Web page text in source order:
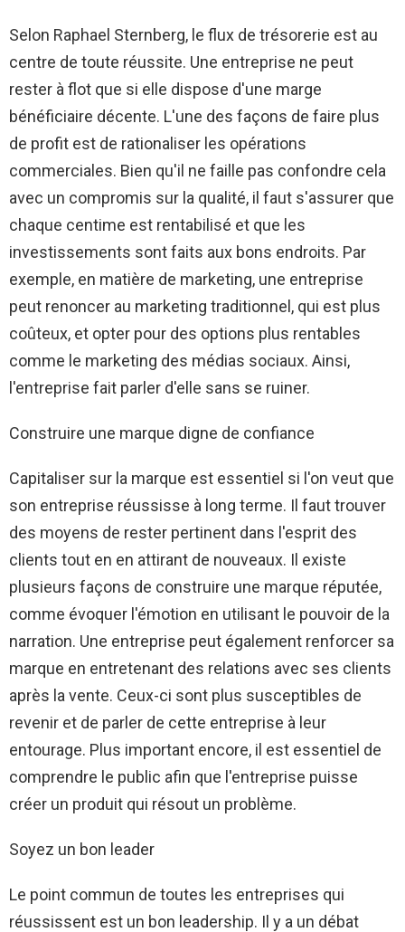
Selon Raphael Sternberg, le flux de trésorerie est au
centre de toute réussite. Une entreprise ne peut
rester à flot que si elle dispose d'une marge
bénéficiaire décente. L'une des façons de faire plus
de profit est de rationaliser les opérations
commerciales. Bien qu'il ne faille pas confondre cela
avec un compromis sur la qualité, il faut s'assurer que
chaque centime est rentabilisé et que les
investissements sont faits aux bons endroits. Par
exemple, en matière de marketing, une entreprise
peut renoncer au marketing traditionnel, qui est plus
coûteux, et opter pour des options plus rentables
comme le marketing des médias sociaux. Ainsi,
l'entreprise fait parler d'elle sans se ruiner.
Construire une marque digne de confiance
Capitaliser sur la marque est essentiel si l'on veut que
son entreprise réussisse à long terme. Il faut trouver
des moyens de rester pertinent dans l'esprit des
clients tout en en attirant de nouveaux. Il existe
plusieurs façons de construire une marque réputée,
comme évoquer l'émotion en utilisant le pouvoir de la
narration. Une entreprise peut également renforcer sa
marque en entretenant des relations avec ses clients
après la vente. Ceux-ci sont plus susceptibles de
revenir et de parler de cette entreprise à leur
entourage. Plus important encore, il est essentiel de
comprendre le public afin que l'entreprise puisse
créer un produit qui résout un problème.
Soyez un bon leader
Le point commun de toutes les entreprises qui
réussissent est un bon leadership. Il y a un débat